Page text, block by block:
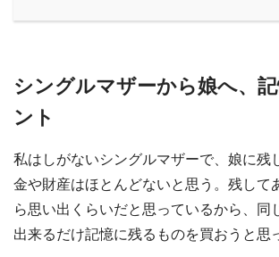
シングルマザーから娘へ、
ント
私はしがないシングルマザーで、娘に残
金や財産はほとんどないと思う。残して
ら思い出くらいだと思っているから、同
出来るだけ記憶に残るものを買おうと思